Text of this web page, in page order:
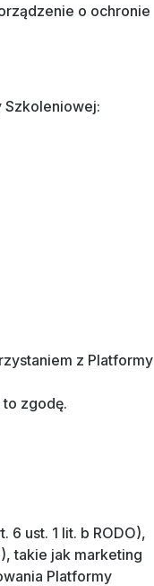
o ochronie
Szkoleniowej:
z Platformy
zgodę.
ust. 1 lit. b RODO),
takie jak marketing
Platformy